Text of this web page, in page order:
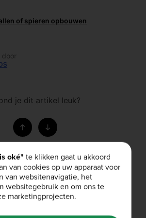
of spieren opbouwen
je dit artikel leuk?
RECEPTEN
oké" te klikken gaat u akkoord
van cookies op uw apparaat voor
van websitenavigatie, het
websitegebruik en om ons te
marketingprojecten.